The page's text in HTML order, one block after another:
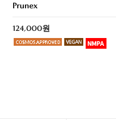
Prunex
124,000원